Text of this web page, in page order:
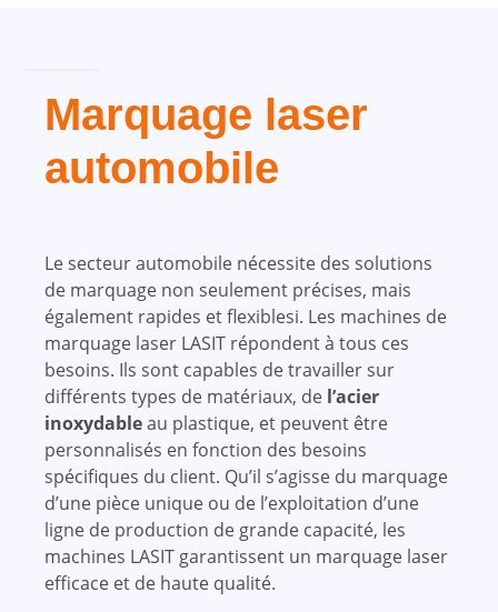
Marquage laser
automobile
Le secteur automobile nécessite des solutions
de marquage non seulement précises, mais
également rapides et flexiblesi. Les machines de
marquage laser LASIT répondent à tous ces
besoins. Ils sont capables de travailler sur
différents types de matériaux, de l’acier
inoxydableau plastique, et peuvent être
personnalisés en fonction des besoins
spécifiques du client. Qu’il s’agisse du marquage
d’une pièce unique ou de l’exploitation d’une
ligne de production de grande capacité, les
machines LASIT garantissent un marquage laser
efficace et de haute qualité.